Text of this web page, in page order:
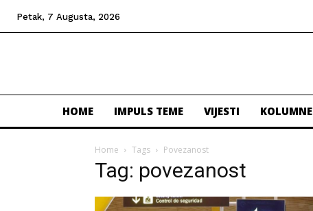
Petak, 7 Augusta, 2026
HOME IMPULS TEME VIJESTI KOLUMNE
Home Tags Povezanost
Tag: povezanost